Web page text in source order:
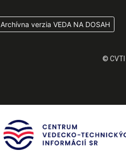
Archívna verzia VEDA NA DOSAH
© CVTI